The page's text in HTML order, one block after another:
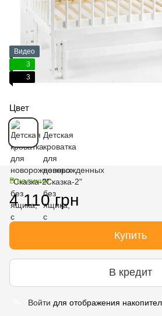
Видео
3
3
Цвет
В наличии
4 110 грн
Купить
В кредит
Войти для отображения